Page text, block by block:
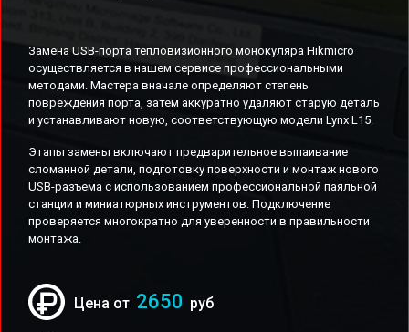
Замена USB-порта тепловизионного монокуляра Hikmicro
осуществляется в нашем сервисе профессиональными
методами. Мастера вначале определяют степень
повреждения порта, затем аккуратно удаляют старую деталь
и устанавливают новую, соответствующую модели Lynx L15.
Этапы замены включают предварительное выпаивание
сломанной детали, подготовку поверхности и монтаж нового
USB-разъема с использованием профессиональной паяльной
станции и миниатюрных инструментов. Подключение
проверяется многократно для уверенности в правильности
монтажа.
Цена от 2650 руб